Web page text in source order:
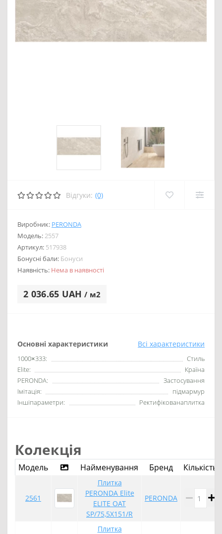
Відгуки: (0)
Виробник: PERONDA
Модель:2557
Артикул: 517938
Бонусні бали: Бонуси
Наявність: Нема в наявності
2 036.65 UAH / м2
Основні характеристики Всі характеристики
1000×333:
Стиль
Elite:
Країна
PERONDA:
Застосування
Імітація:
підмармур
Іншіпараметри:
Ректифікованаплитка
Колекція
Модель Найменування Бренд Кількість
2561
Плитка
PERONDA Elite
ELITE OAT
SP/75,5X151/R
PERONDA
Плитка